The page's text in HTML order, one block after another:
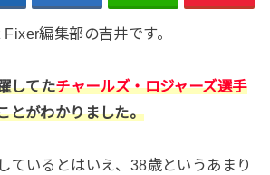
編集部の吉井です。
してたチャールズ・ロジャーズ選手
とがわかりました。
ているとはいえ、38歳というあまり